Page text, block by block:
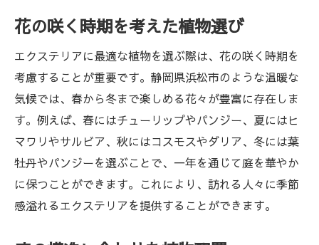
花の咲く時期を考えた植物選び
エクステリアに最適な植物を選ぶ際は、花の咲く時期を
考慮することが重要です。静岡県浜松市のような温暖な
気候では、春から冬まで楽しめる花々が豊富に存在しま
す。例えば、春にはチューリップやパンジー、夏にはヒ
マワリやサルビア、秋にはコスモスやダリア、冬には葉
牡丹やパンジーを選ぶことで、一年を通じて庭を華やか
に保つことができます。これにより、訪れる人々に季節
感溢れるエクステリアを提供することができます。